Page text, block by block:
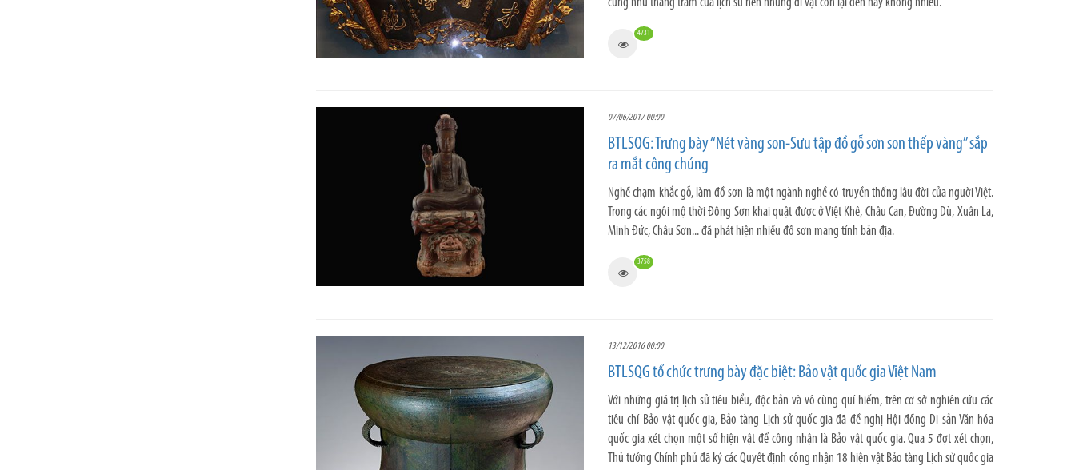
cũng như thăng trầm của lịch sử nên những di vật còn lại đến nay không nhiều.
4731
07/06/2017 00:00
BTLSQG: Trưng bày “Nét vàng son-Sưu tập đồ gỗ sơn son thếp vàng” sắp
ra mắt công chúng
Nghề chạm khắc gỗ, làm đồ sơn là một ngành nghề có truyền thống lâu đời của người Việt.
Trong các ngôi mộ thời Đông Sơn khai quật được ở Việt Khê, Châu Can, Đường Dù, Xuân La,
Minh Đức, Châu Sơn... đã phát hiện nhiều đồ sơn mang tính bản địa.
3758
13/12/2016 00:00
BTLSQG tổ chức trưng bày đặc biệt: Bảo vật quốc gia Việt Nam
Với những giá trị lịch sử tiêu biểu, độc bản và vô cùng quí hiếm, trên cơ sở nghiên cứu các
tiêu chí Bảo vật quốc gia, Bảo tàng Lịch sử quốc gia đã đề nghị Hội đồng Di sản Văn hóa
quốc gia xét chọn một số hiện vật để công nhận là Bảo vật quốc gia. Qua 5 đợt xét chọn,
Thủ tướng Chính phủ đã ký các Quyết định công nhận 18 hiện vật Bảo tàng Lịch sử quốc gia